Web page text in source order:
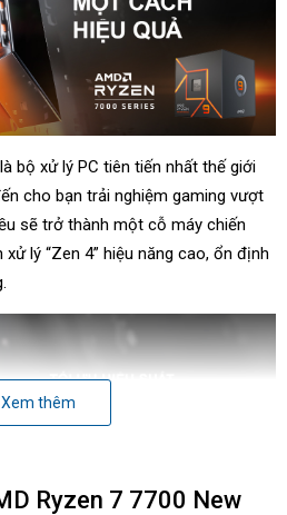
là bộ xử lý PC tiên tiến nhất thế giới
cho bạn trải nghiệm gaming vượt
sẽ trở thành một cỗ máy chiến
lý “Zen 4” hiệu năng cao, ổn định
Xem thêm
Ryzen 7 7700 New